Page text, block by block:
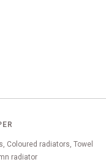
Coloured radiators, Towel
radiator